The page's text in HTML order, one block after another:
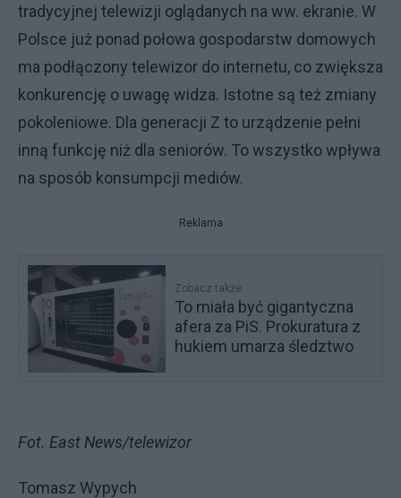
tradycyjnej telewizji oglądanych na ww. ekranie. W
Polsce już ponad połowa gospodarstw domowych
ma podłączony telewizor do internetu, co zwiększa
konkurencję o uwagę widza. Istotne są też zmiany
pokoleniowe. Dla generacji Z to urządzenie pełni
inną funkcję niż dla seniorów. To wszystko wpływa
na sposób konsumpcji mediów.
Reklama
Zobacz także
To miała być gigantyczna
afera za PiS. Prokuratura z
hukiem umarza śledztwo
Fot. East News/telewizor
Tomasz Wypych